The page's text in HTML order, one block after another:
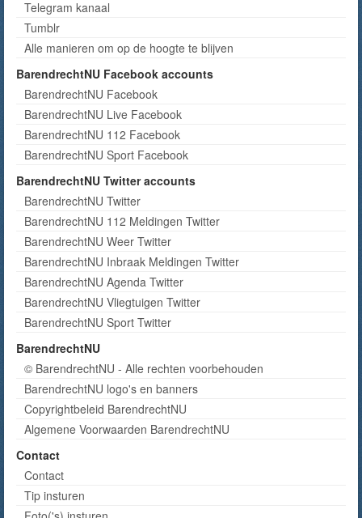
Telegram kanaal
Tumblr
Alle manieren om op de hoogte te blijven
BarendrechtNU Facebook accounts
BarendrechtNU Facebook
BarendrechtNU Live Facebook
BarendrechtNU 112 Facebook
BarendrechtNU Sport Facebook
BarendrechtNU Twitter accounts
BarendrechtNU Twitter
BarendrechtNU 112 Meldingen Twitter
BarendrechtNU Weer Twitter
BarendrechtNU Inbraak Meldingen Twitter
BarendrechtNU Agenda Twitter
BarendrechtNU Vliegtuigen Twitter
BarendrechtNU Sport Twitter
BarendrechtNU
© BarendrechtNU - Alle rechten voorbehouden
BarendrechtNU logo's en banners
Copyrightbeleid BarendrechtNU
Algemene Voorwaarden BarendrechtNU
Contact
Contact
Tip insturen